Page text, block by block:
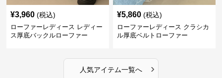
¥3,960 (税込)
ローファーレディース レディー
ス厚底バックルローファー
¥5,860 (税込)
ローファーレディース クラシカ
ル厚底ベルトローファー
人気アイテム一覧へ ›